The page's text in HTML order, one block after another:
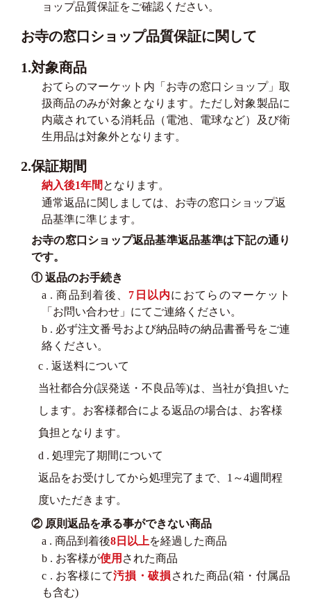
ョップ品質保証をご確認ください。
お寺の窓口ショップ品質保証に関して
1.対象商品
おてらのマーケット内「お寺の窓口ショップ」取
扱商品のみが対象となります。ただし対象製品に
内蔵されている消耗品（電池、電球など）及び衛
生用品は対象外となります。
2.保証期間
納入後1年間 となります。
通常返品に関しましては、お寺の窓口ショップ返
品基準に準じます。
お寺の窓口ショップ返品基準返品基準は下記の通り
です。
① 返品のお手続き
a . 商品到着後、 7日以内におてらのマーケット
「お問い合わせ」にてご連絡ください。
b . 必ず注文番号および納品時の納品書番号をご連
絡ください。
c . 返送料について
当社都合分(誤発送・不良品等)は、当社が負担いた
します。お客様都合による返品の場合は、お客様
負担となります。
d . 処理完了期間について
返品をお受けしてから処理完了まで、1～4週間程
度いただきます。
② 原則返品を承る事ができない商品
a . 商品到着後8日以上を経過した商品
b . お客様が使用 された商品
c . お客様にて汚損・破損 された商品(箱・付属品
も含む)